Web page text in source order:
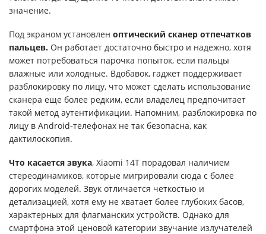
значение.
Под экраном установлен оптический сканер отпечатков
пальцев. Он работает достаточно быстро и надежно, хотя
может потребоваться парочка попыток, если пальцы
влажные или холодные. Вдобавок, гаджет поддерживает
разблокировку по лицу, что может сделать использование
сканера еще более редким, если владелец предпочитает
такой метод аутентификации. Напомним, разблокировка по
лицу в Android-телефонах не так безопасна, как
дактилоскопия.
Что касается звука, Xiaomi 14T порадовал наличием
стереодинамиков, которые мигрировали сюда с более
дорогих моделей. Звук отличается четкостью и
детализацией, хотя ему не хватает более глубоких басов,
характерных для флагманских устройств. Однако для
смартфона этой ценовой категории звучание излучателей